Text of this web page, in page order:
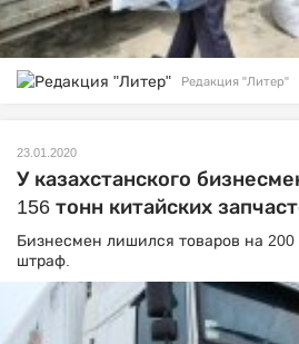
Редакция "Литер"
23.01.2020
У казахстанского
156 тонн китайских
Бизнесмен лишился товаров на 200
штраф.